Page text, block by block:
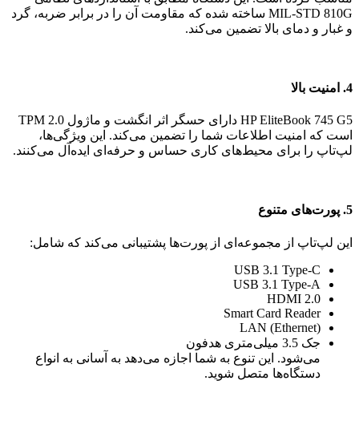
MIL-STD 810G ساخته شده که مقاومت آن را در برابر ضربه، گرد
و غبار و دمای بالا تضمین می‌کند.
4. امنیت بالا
HP EliteBook 745 G5 دارای حسگر اثر انگشت و ماژول TPM 2.0
است که امنیت اطلاعات شما را تضمین می‌کند. این ویژگی‌ها،
لپ‌تاپ را برای محیط‌های کاری حساس و حرفه‌ای ایده‌آل می‌کنند.
5. پورت‌های متنوع
این لپ‌تاپ از مجموعه‌ای از پورت‌ها پشتیبانی می‌کند که شامل:
USB 3.1 Type-C
USB 3.1 Type-A
HDMI 2.0
Smart Card Reader
LAN (Ethernet)
جک 3.5 میلی‌متری هدفون
می‌شود. این تنوع به شما اجازه می‌دهد به آسانی به انواع
دستگاه‌ها متصل شوید.